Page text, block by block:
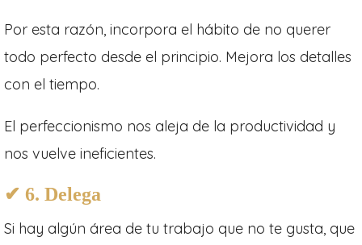
Por esta razón, incorpora el hábito de no querer
todo perfecto desde el principio. Mejora los detalles
con el tiempo.
El perfeccionismo nos aleja de la productividad y
nos vuelve ineficientes.
✔ 6. Delega
Si hay algún área de tu trabajo que no te gusta, que